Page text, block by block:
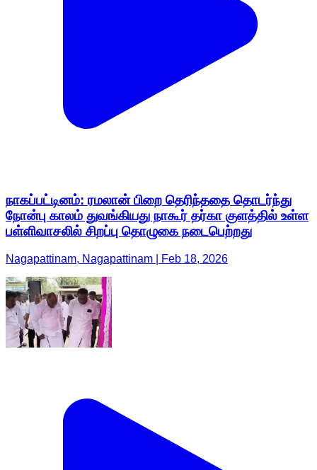
நாகப்பட்டினம்: ரமலான் பிறை தெரிந்ததை தொடர்ந்து
நோன்பு காலம் துவங்கியது நாகூர் தர்கா குளத்தில் உள்ள
பள்ளிவாசலில் சிறப்பு தொழுகை நடைபெற்றது
Nagapattinam, Nagapattinam | Feb 18, 2026